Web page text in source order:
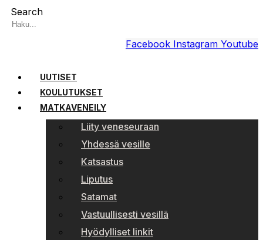
Search
Facebook Instagram Youtube
UUTISET
KOULUTUKSET
MATKAVENEILY
Liity veneseuraan
Yhdessä vesille
Katsastus
Liputus
Satamat
Vastuullisesti vesillä
Hyödylliset linkit